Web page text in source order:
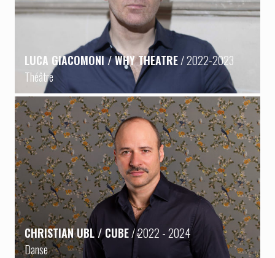
LUCA GIACOMONI / WHY THEATRE/ 2022-2023
Théâtre
CHRISTIAN UBL / CUBE/ 2022 - 2024
Danse